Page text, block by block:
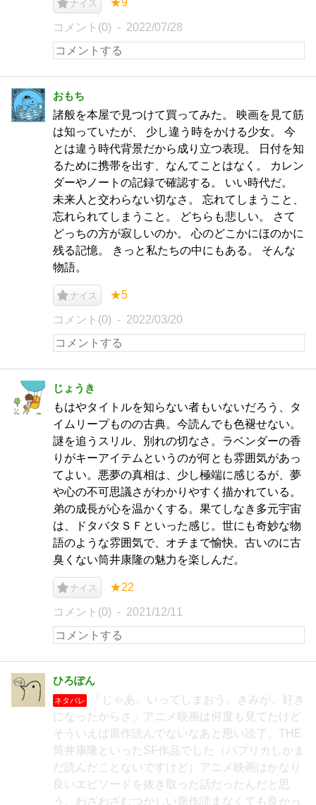
ナイス ★9
コメント(0) 2022/07/28
おもち
諸般を本屋で見つけて買ってみた。 映画を見て筋
は知っていたが、 少し違う時をかける少女。 今
とは違う時代背景だから成り立つ表現。 日付を知
るために携帯を出す、なんてことはなく。 カレン
ダーやノートの記録で確認する。 いい時代だ。
未来人と交わらない切なさ。 忘れてしまうこと、
忘れられてしまうこと。 どちらも悲しい。 さて
どっちの方が寂しいのか。 心のどこかにほのかに
残る記憶。 きっと私たちの中にもある。 そんな
物語。
ナイス ★5
コメント(0) 2022/03/20
じょうき
もはやタイトルを知らない者もいないだろう、タ
イムリープものの古典。今読んでも色褪せない。
謎を追うスリル、別れの切なさ。ラベンダーの香
りがキーアイテムというのが何とも雰囲気があっ
てよい。悪夢の真相は、少し極端に感じるが、夢
や心の不可思議さがわかりやすく描かれている。
弟の成長が心を温かくする。果てしなき多元宇宙
は、ドタバタＳＦといった感じ。世にも奇妙な物
語のような雰囲気で、オチまで愉快。古いのに古
臭くない筒井康隆の魅力を楽しんだ。
ナイス ★22
コメント(0) 2021/12/11
ひろぽん
ネタバレ
「じゃあ、いってしまおう。きみが、好き
になったからさ」アニメ映画は何度も見てたけど
そういえば原作読んでないなあと思い読了。THE
筒井康隆といったSF作品でした（パプリカしかま
だ読んだことないですけど）アニメ映画はかなり
良いエピソードを抜き取った話だったんだと思
う、わざわざむつかしい原作読まなくても良かっ